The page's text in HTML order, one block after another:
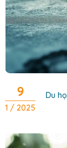
9
1 / 2025
Du